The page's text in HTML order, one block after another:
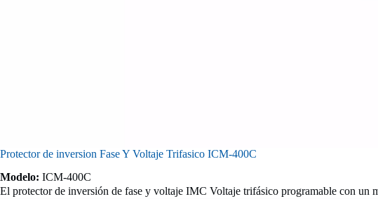
Protector de inversion Fase Y Voltaje Trifasico ICM-400C
Modelo: ICM-400C
El protector de inversión de fase y voltaje IMC Voltaje trifásico programable con un